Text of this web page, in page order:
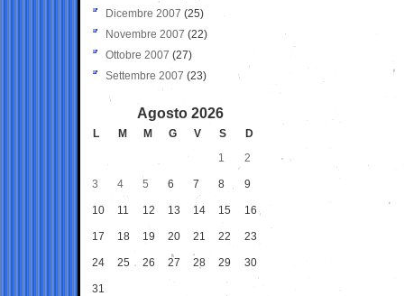
Dicembre 2007 (25)
Novembre 2007 (22)
Ottobre 2007 (27)
Settembre 2007 (23)
Agosto 2026
L M M G V S
D
1
2
3 4 5 6 7 8 9
10 11 12 13 14 15 16
17 18 19 20 21 22 23
24 25 26 27 28 29 30
31